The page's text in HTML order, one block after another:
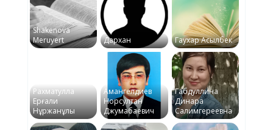
Shakenova
Meruyert
Дархан Гаухар Асылбек
Рахматулла
Ерғали
Нұржанұлы
Амангелдиев
Норсултан
Джумабаевич
Габдуллина
Динара
Салимгереевна